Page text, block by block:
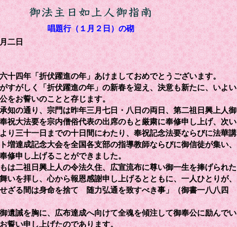
唱題行（１月２日）の砌
月二日
四年「折伏躍進の年」あけましておめでとうございます。
がしく「折伏躍進の年」の新春を迎え、決意も新たに、いよい
をお誓いのことと存じます。
知の通り、宗門は昨年三月七日・八日の両日、第二祖日興上人御
祝大法要を宗内僧俗代表の出席のもと厳粛に奉修申し上げ、次い
り三十一日までの十日間にわたり、奉祝記念法要ならびに法華講
増達成記念大会を全国各支部の指導教師ならびに御信徒が集い、
修申し上げることができました。
二祖日興上人の令法久住、広宣流布に尊い御一生を捧げられた
いを拝し、心から報恩感謝申し上げるとともに、一人ひとりが、
ざる間は身命を捨てゝ随力弘通を致すべき事」（御書一八八四
遺誡を胸に、広布達成へ向けて全魂を傾注して御奉公に励んでい
誓い申し上げたのであります。